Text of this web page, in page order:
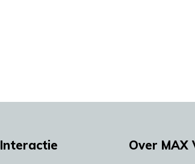
Interactie Over MAX